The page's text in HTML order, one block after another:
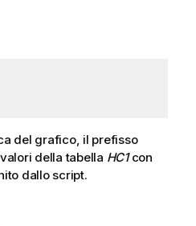
del grafico, il prefisso
della tabella HC1con
dallo script.